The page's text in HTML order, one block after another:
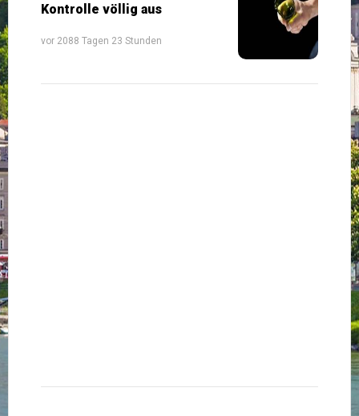
Kontrolle völlig aus
vor 2088 Tagen 23 Stunden